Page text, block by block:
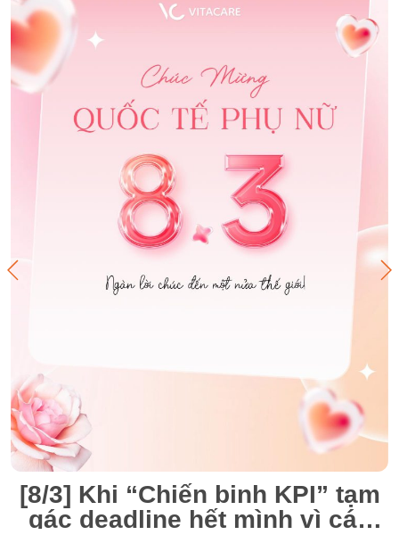
[8/3] Khi “Chiến binh KPI” tạm
gác deadline hết mình vì các